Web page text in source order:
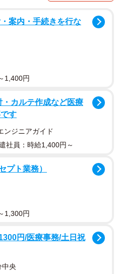
く綺麗に見せたい日にも選
ブラキャミソールが誕生し
キャミならではの快適な着
のようなホールド感と、美
クスタイルのデザインにも
もたつかず、すっきりと美
ーとしてはもちろん、1枚で
案内・手続きを行な
1,400円
カルテ作成など医療
す
ンジニアガイド
社員：時給1,400円～
プト業務）
1,300円
円/医療事務/土日祝
中央